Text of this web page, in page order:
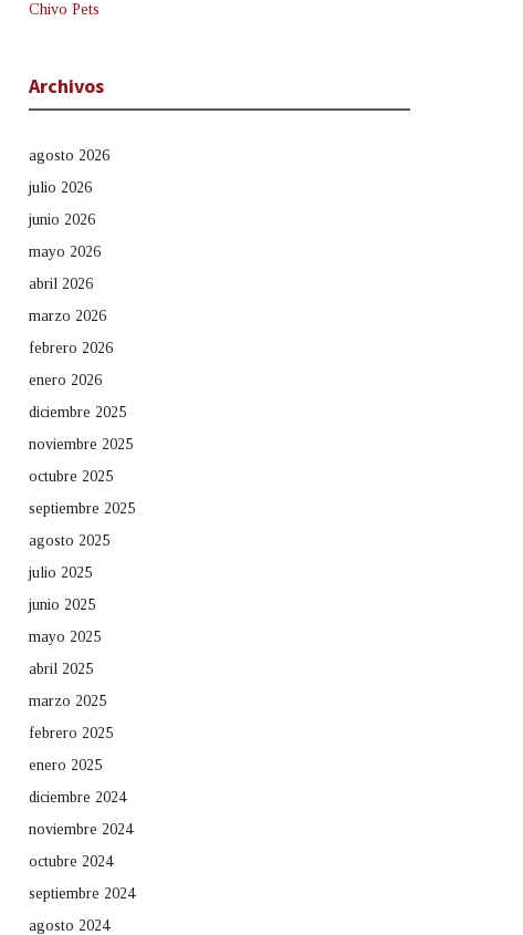
Chivo Pets
Archivos
agosto 2026
julio 2026
junio 2026
mayo 2026
abril 2026
marzo 2026
febrero 2026
enero 2026
diciembre 2025
noviembre 2025
octubre 2025
septiembre 2025
agosto 2025
julio 2025
junio 2025
mayo 2025
abril 2025
marzo 2025
febrero 2025
enero 2025
diciembre 2024
noviembre 2024
octubre 2024
septiembre 2024
agosto 2024